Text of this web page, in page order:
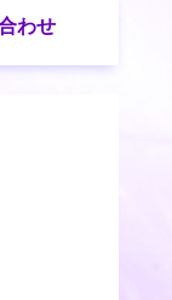
わせ